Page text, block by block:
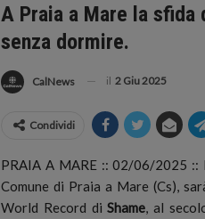
A Praia a Mare la
senza dormire.
CalNews il 2 Giu 2025
Condividi
PRAIA A MARE :: 02/06/2025
Comune di Praia a Mare (Cs),
World Record diShame, al